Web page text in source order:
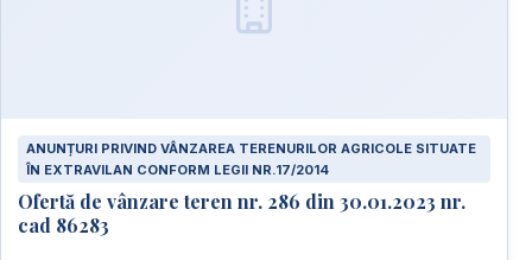
ANUNȚURI PRIVIND VÂNZAREA TERENURILOR AGRICOLE SITUATE
ÎN EXTRAVILAN CONFORM LEGII NR.17/2014
Ofertă de vânzare teren nr. 286 din 30.01.2023 nr.
cad 86283